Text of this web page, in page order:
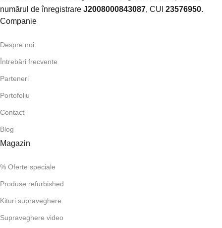
numărul de înregistrare J2008000843087, CUI 23576950.​
Companie
Despre noi
Întrebări frecvente
Parteneri
Portofoliu
Contact
Blog
Magazin
% Oferte speciale
Produse refurbished
Kituri supraveghere
Supraveghere video